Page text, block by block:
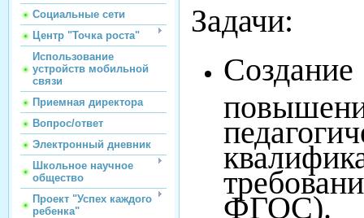
Социальные сети
Центр "Точка роста"
Использование
устройств мобильной
связи
Приемная директора
Вопрос/ответ
Электронный дневник
Школьное научное
общество
Проект "Успех каждого
ребенка"
Задачи:
ФГОС).